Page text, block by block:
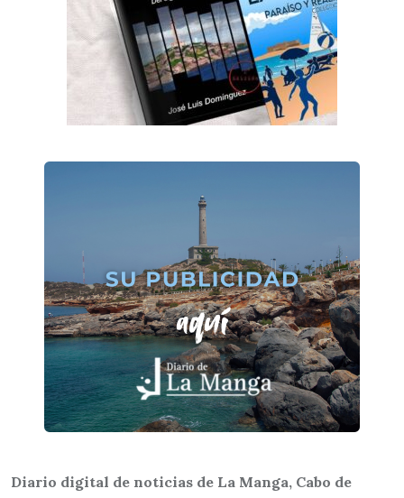
Diario digital de noticias de La Manga, Cabo de